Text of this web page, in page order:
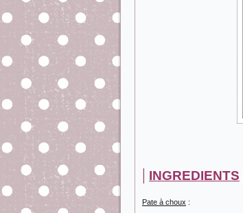
| INGREDIENTS
Pate à choux :